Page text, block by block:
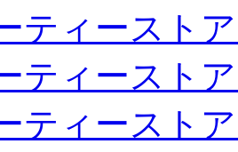
ティースト
ティースト
ティースト